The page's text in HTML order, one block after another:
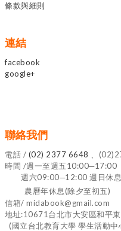
條款與細則
連結
facebook
google+
聯絡我們
電話 / (02) 2377 6648
、
時間 /週一至週五10:00─17:00
週六09:00─12:00 週日休息
農曆年休息(除夕至初五)
信箱/ midabook@gmail.com
地址:10671台北市大安區和平
(國立台北教育大學 學生活動